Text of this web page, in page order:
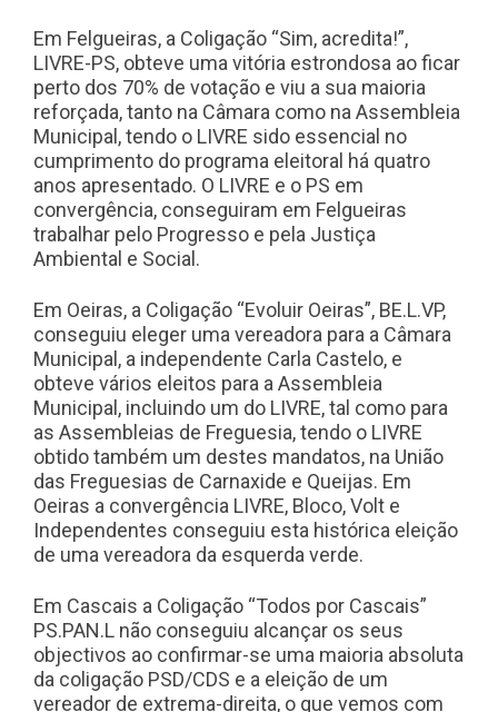
Em Felgueiras, a Coligação “Sim, acredita!”,
LIVRE-PS, obteve uma vitória estrondosa ao ficar
perto dos 70% de votação e viu a sua maioria
reforçada, tanto na Câmara como na Assembleia
Municipal, tendo o LIVRE sido essencial no
cumprimento do programa eleitoral há quatro
anos apresentado. O LIVRE e o PS em
convergência, conseguiram em Felgueiras
trabalhar pelo Progresso e pela Justiça
Ambiental e Social.
Em Oeiras, a Coligação “Evoluir Oeiras”, BE.L.VP,
conseguiu eleger uma vereadora para a Câmara
Municipal, a independente Carla Castelo, e
obteve vários eleitos para a Assembleia
Municipal, incluindo um do LIVRE, tal como para
as Assembleias de Freguesia, tendo o LIVRE
obtido também um destes mandatos, na União
das Freguesias de Carnaxide e Queijas. Em
Oeiras a convergência LIVRE, Bloco, Volt e
Independentes conseguiu esta histórica eleição
de uma vereadora da esquerda verde.
Em Cascais a Coligação “Todos por Cascais”
PS.PAN.L não conseguiu alcançar os seus
objectivos ao confirmar-se uma maioria absoluta
da coligação PSD/CDS e a eleição de um
vereador de extrema-direita, o que vemos com